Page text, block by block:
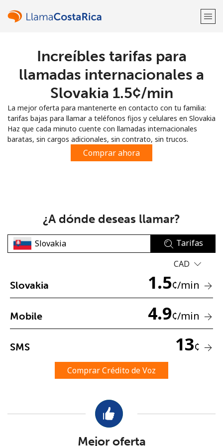
¡Bienvenido!
Regístrate con
Mínimo 8 caracteres
Una letra mayúscula y una minúscula
Un caracter especial
Mantente en contacto para recibir nuestras mejores
Increíbles tarifas para
llamadas internacionales a
Slovakia ⁦1.5¢⁩/min
La mejor oferta para mantenerte en contacto con tu familia:
tarifas bajas para llamar a teléfonos fijos y celulares en Slovakia
Haz que cada minuto cuente con llamadas internacionales
baratas, sin cargos adicionales, sin contrato, sin trucos.
Comprar ahora
¿A dónde deseas llamar?
Tarifas
CAD
Slovakia 1.5¢/min
Mobile 4.9¢/min
SMS 13¢
Comprar Crédito de Voz
Mejor oferta